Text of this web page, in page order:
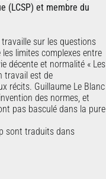
(LCSP) et membre du
sur les questions
limites complexes entre
décente et normalité « Les
travail est de
récits. Guillaume Le Blanc
des normes, et
pas basculé dans la pure
sont traduits dans